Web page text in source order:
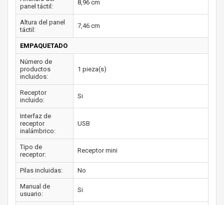
panel táctil:
8,96 cm
Altura del panel
táctil:
7,46 cm
EMPAQUETADO
Número de
productos
incluidos:
1 pieza(s)
Receptor
incluido:
Si
Interfaz de
receptor
inalámbrico:
USB
Tipo de
receptor:
Receptor mini
Pilas incluidas: No
Manual de
usuario:
Si